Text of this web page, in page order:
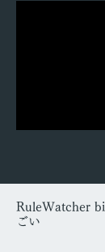
RuleWatcher
ごい